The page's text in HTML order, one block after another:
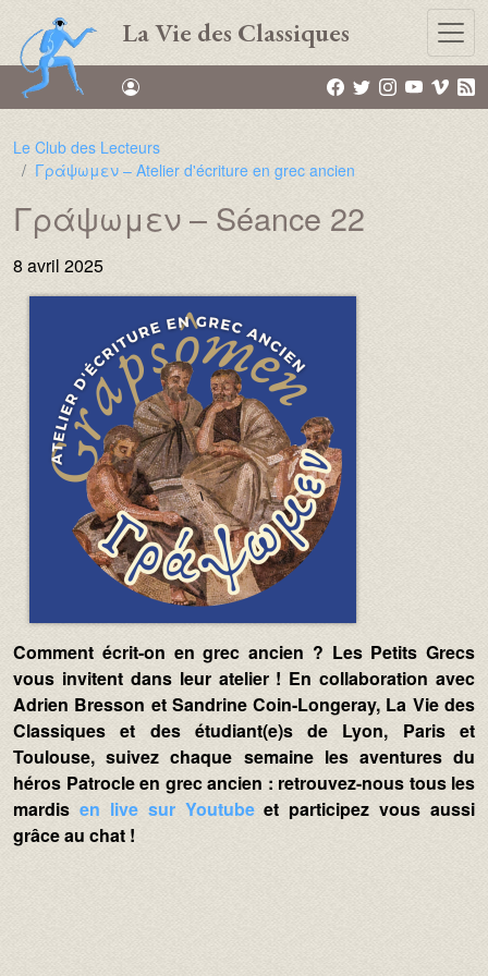
Aller au contenu principal
La Vie des Classiques
Le Club des Lecteurs
Γράψωμεν – Atelier d'écriture en grec ancien
Γράψωμεν – Séance 22
8 avril 2025
Comment écrit-on en grec ancien ? Les Petits Grecs
vous invitent dans leur atelier ! En collaboration avec
Adrien Bresson et Sandrine Coin-Longeray, La Vie des
Classiques et des étudiant(e)s de Lyon, Paris et
Toulouse, suivez chaque semaine les aventures du
héros Patrocle en grec ancien : retrouvez-nous tous les
mardis en live sur Youtubeet participez vous aussi
grâce au chat !